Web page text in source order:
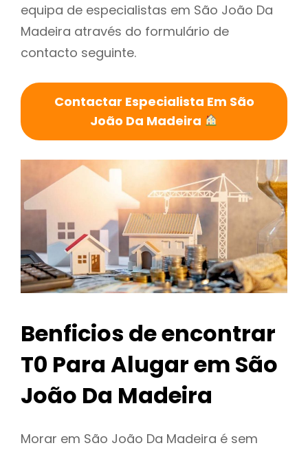
equipa de especialistas em São João Da
Madeira através do formulário de
contacto seguinte.
Contactar Especialista Em São
João Da Madeira
Benficios de encontrar
T0 Para Alugar em São
João Da Madeira
Morar em São João Da Madeira é sem